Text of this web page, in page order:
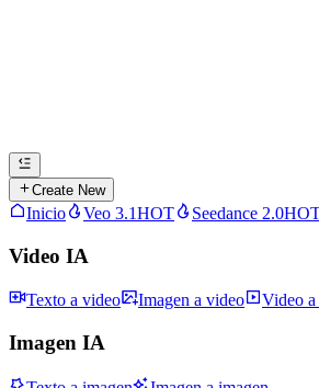
Create New
Inicio Veo 3.1HOT Seedance 2.0
Video IA
Texto a video Imagen a video Video
Imagen IA